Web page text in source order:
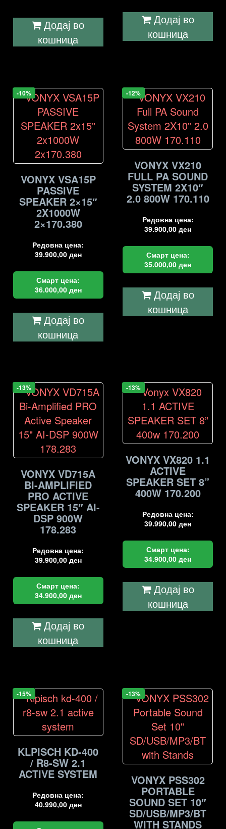
Додај во
кошница
Додај во
кошница
-10%
VONYX VSA15P
PASSIVE
SPEAKER 2×15″
2X1000W
2×170.380
Редовна цена:
39.900,00 ден
Смарт цена:
36.000,00 ден
Додај во
кошница
-12%
VONYX VX210
FULL PA SOUND
SYSTEM 2X10″
2.0 800W 170.110
Редовна цена:
39.900,00ден
Смарт цена:
35.000,00ден
Додај во
кошница
-13%
VONYX VD715A
BI-AMPLIFIED
PRO ACTIVE
SPEAKER 15″ AI-
DSP 900W
178.283
Редовна цена:
39.900,00 ден
Смарт цена:
34.900,00 ден
Додај во
кошница
-13%
VONYX VX820 1.1
ACTIVE
SPEAKER SET 8”
400W 170.200
Редовна цена:
39.990,00ден
Смарт цена:
34.900,00ден
Додај во
кошница
-15%
KLPISCH KD-400
/ R8-SW 2.1
ACTIVE SYSTEM
Редовна цена:
40.990,00 ден
-13%
VONYX PSS302
PORTABLE
SOUND SET 10″
SD/USB/MP3/BT
WITH STANDS